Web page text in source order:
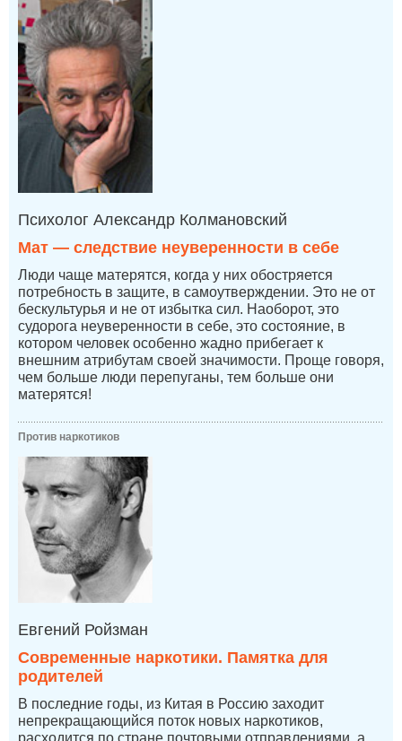
Психолог Александр Колмановский
Мат — следствие неуверенности в себе
Люди чаще матерятся, когда у них обостряется
потребность в защите, в самоутверждении. Это не от
бескультурья и не от избытка сил. Наоборот, это
судорога неуверенности в себе, это состояние, в
котором человек особенно жадно прибегает к
внешним атрибутам своей значимости. Проще говоря,
чем больше люди перепуганы, тем больше они
матерятся!
Против наркотиков
Евгений Ройзман
Современные наркотики. Памятка для
родителей
В последние годы, из Китая в Россию заходит
непрекращающийся поток новых наркотиков,
расходится по стране почтовыми отправлениями, а